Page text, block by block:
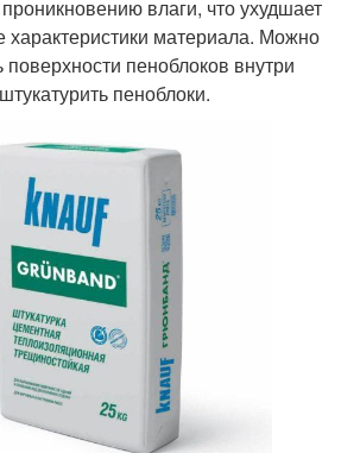
влаги, что ухудшает
характеристики материала. Можно
пеноблоков внутри
пеноблоки.